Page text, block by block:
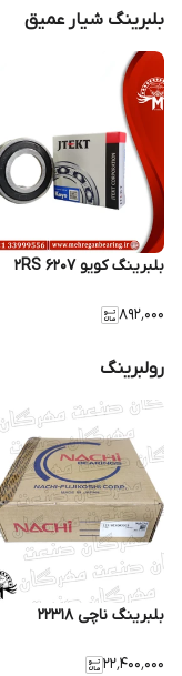
بلبرینگ شیار عمیق
بلبرینگ کویو 6207 2RS
۸۹۲٬۰۰۰
رولبرینگ
بلبرینگ ناچی 22318
۲۲٬۴۰۰٬۰۰۰